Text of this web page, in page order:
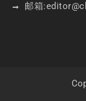
邮箱:editor